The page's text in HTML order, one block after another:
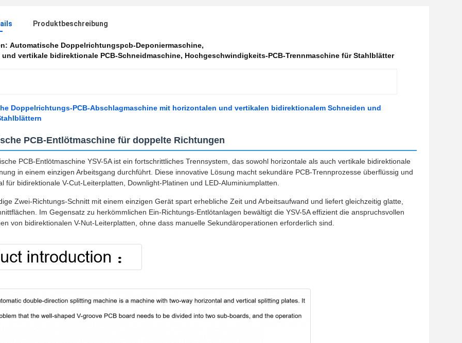
Produktbeschreibung
Automatische Doppelrichtungspcb-Deponiermaschine,
und vertikale bidirektionale PCB-Schneidmaschine, Hochgeschwindigkeits-PCB-Trennmaschine für Stahlblätter
Doppelrichtungs-PCB-Abschlagmaschine mit horizontalen und vertikalen bidirektionalem Schneiden und
PCB-Entlötmaschine für doppelte Richtungen
PCB-Entlötmaschine YSV-5A ist ein fortschrittliches Trennsystem, das sowohl horizontale als auch vertikale bidirektionale
in einem einzigen Arbeitsgang durchführt. Diese innovative Lösung macht sekundäre PCB-Trennprozesse überflüssig und
für bidirektionale V-Cut-Leiterplatten, Downlight-Platinen und LED-Aluminiumplatten.
Zwei-Richtungs-Schnitt mit einem einzigen Gerät spart erhebliche Zeit und Arbeitsaufwand und liefert gleichzeitig glatte,
Im Gegensatz zu herkömmlichen Ein-Richtungs-Entlötanlagen bewältigt die YSV-5A effizient die anspruchsvollen
von bidirektionalen V-Nut-Leiterplatten, ohne dass manuelle Sekundäroperationen erforderlich sind.